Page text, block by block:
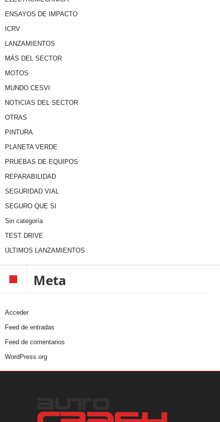
ENSAYOS DE IMPACTO
ICRV
LANZAMIENTOS
MÁS DEL SECTOR
MOTOS
MUNDO CESVI
NOTICIAS DEL SECTOR
OTRAS
PINTURA
PLANETA VERDE
PRUEBAS DE EQUIPOS
REPARABILIDAD
SEGURIDAD VIAL
SEGURO QUE SI
Sin categoría
TEST DRIVE
ULTIMOS LANZAMIENTOS
Meta
Acceder
Feed de entradas
Feed de comentarios
WordPress.org